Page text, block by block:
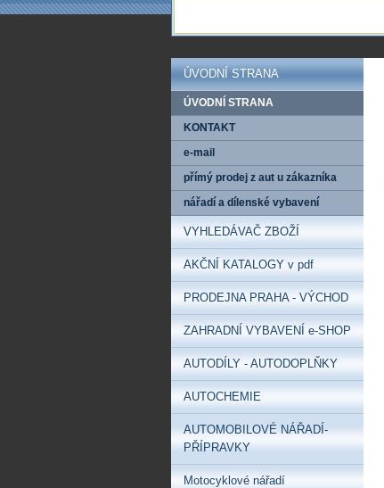
ÚVODNÍ STRANA
ÚVODNÍ STRANA
KONTAKT
e-mail
přímý prodej z aut u zákazníka
nářadí a dílenské vybavení
VYHLEDÁVAČ ZBOŽÍ
AKČNÍ KATALOGY v pdf
PRODEJNA PRAHA - VÝCHOD
ZAHRADNÍ VYBAVENÍ e-SHOP
AUTODÍLY - AUTODOPLŇKY
AUTOCHEMIE
AUTOMOBILOVÉ NÁŘADÍ-
PŘÍPRAVKY
Motocyklové nářadí